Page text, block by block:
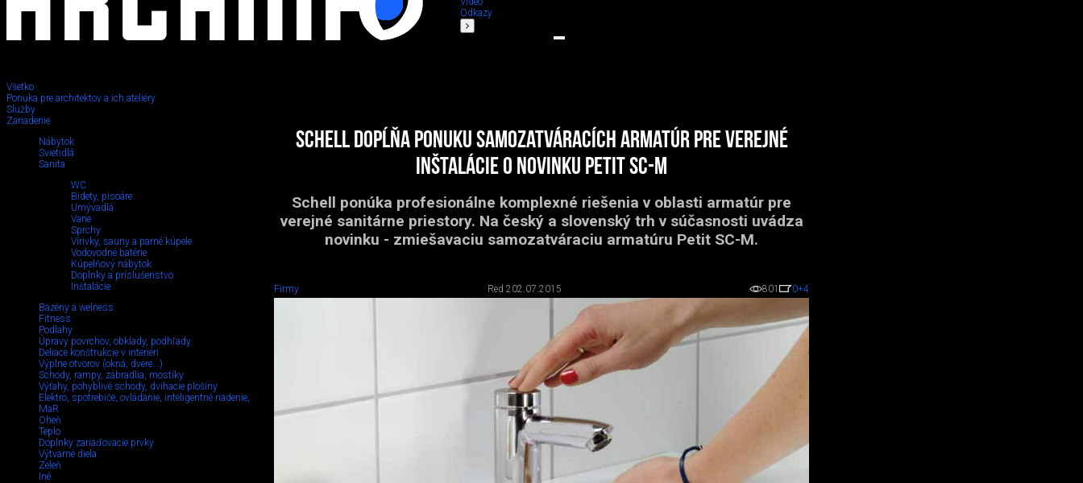
Odkazy
Všetko
Ponuka pre architektov a ich ateliéry
Služby
Zariadenie
Nábytok
Svietidlá
Sanita
WC
Bidety, pisoáre
Umývadlá
Vane
Sprchy
Vírivky, sauny a parné kúpele
Vodovodné batérie
Kúpelňový nábytok
Doplnky a príslušenstvo
Inštalácie
Bazény a welness
Fitness
Podlahy
Úpravy povrchov, obklady, podhľady
Deliace konštrukcie v interiéri
Výplne otvorov (okná, dvere...)
Schody, rampy, zábradlia, mostíky
Výťahy, pohyblivé schody, dvihacie plošiny
Elektro, spotrebiče, ovládanie, inteligentné riadenie,
MaR
Oheň
Teplo
Doplnky zariaďovacie prvky
Výtvarné diela
Zeleň
Iné
SCHELL dopĺňa ponuku samozatváracích armatúr pre verejné
inštalácie o novinku PETIT SC-M
Schell ponúka profesionálne komplexné riešenia v oblasti armatúr pre
verejné sanitárne priestory. Na český a slovenský trh v súčasnosti uvádza
novinku - zmiešavaciu samozatváraciu armatúru Petit SC-M.
Firmy Red 202.07.2015 801 0+4